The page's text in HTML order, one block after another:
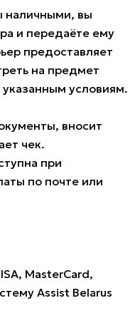
наличными, вы
и передаёте ему
предоставляет
на предмет
условиям.
вносит
чек.
при
по почте или
MasterCard,
Assist Belarus